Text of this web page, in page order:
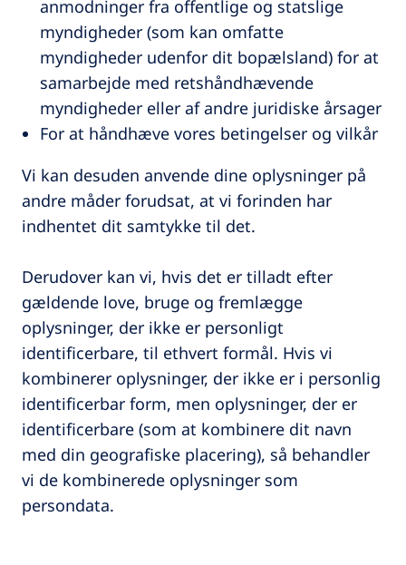
anmodninger fra offentlige og statslige
myndigheder (som kan omfatte
myndigheder udenfor dit bopælsland) for at
samarbejde med retshåndhævende
myndigheder eller af andre juridiske årsager
For at håndhæve vores betingelser og vilkår
Vi kan desuden anvende dine oplysninger på
andre måder forudsat, at vi forinden har
indhentet dit samtykke til det.
Derudover kan vi, hvis det er tilladt efter
gældende love, bruge og fremlægge
oplysninger, der ikke er personligt
identificerbare, til ethvert formål. Hvis vi
kombinerer oplysninger, der ikke er i personlig
identificerbar form, men oplysninger, der er
identificerbare (som at kombinere dit navn
med din geografiske placering), så behandler
vi de kombinerede oplysninger som
persondata.